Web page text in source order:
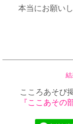
本当にお願い
こころあそび
『ここあその